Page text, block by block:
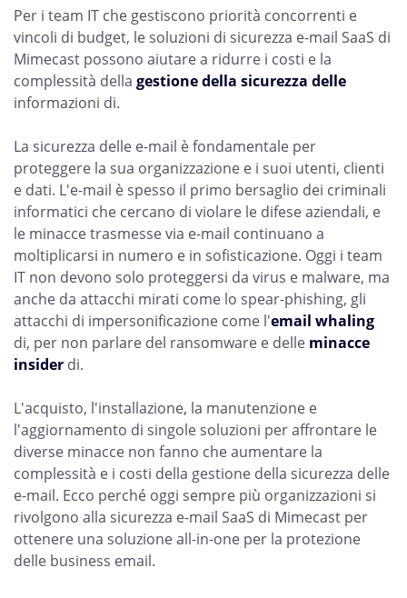
Per i team IT che gestiscono priorità concorrenti e
vincoli di budget, le soluzioni di sicurezza e-mail SaaS di
Mimecast possono aiutare a ridurre i costi e la
complessità della gestione della sicurezza delle
informazioni di.
La sicurezza delle e-mail è fondamentale per
proteggere la sua organizzazione e i suoi utenti, clienti
e dati. L'e-mail è spesso il primo bersaglio dei criminali
informatici che cercano di violare le difese aziendali, e
le minacce trasmesse via e-mail continuano a
moltiplicarsi in numero e in sofisticazione. Oggi i team
IT non devono solo proteggersi da virus e malware, ma
anche da attacchi mirati come lo spear-phishing, gli
attacchi di impersonificazione come l'email whaling
di, per non parlare del ransomware e delle minacce
insider di.
L'acquisto, l'installazione, la manutenzione e
l'aggiornamento di singole soluzioni per affrontare le
diverse minacce non fanno che aumentare la
complessità e i costi della gestione della sicurezza delle
e-mail. Ecco perché oggi sempre più organizzazioni si
rivolgono alla sicurezza e-mail SaaS di Mimecast per
ottenere una soluzione all-in-one per la protezione
delle business email.